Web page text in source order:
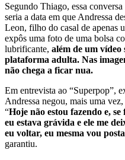
Segundo Thiago, essa
seria a data em que Andressa
Leon, filho do casal de apenas
expôs uma foto de uma bolsa
lubrificante, além de um vídeo
plataforma adulta. Nas
não chega a ficar nua.
Em entrevista ao “Superpop”,
Andressa negou, mais uma
“Hoje não estou fazendo e,
eu estava grávida e ele me
eu voltar, eu mesma vou
garantiu.